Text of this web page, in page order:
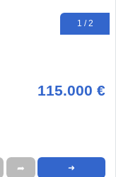
1 / 2
115.000 €
➦ ➜